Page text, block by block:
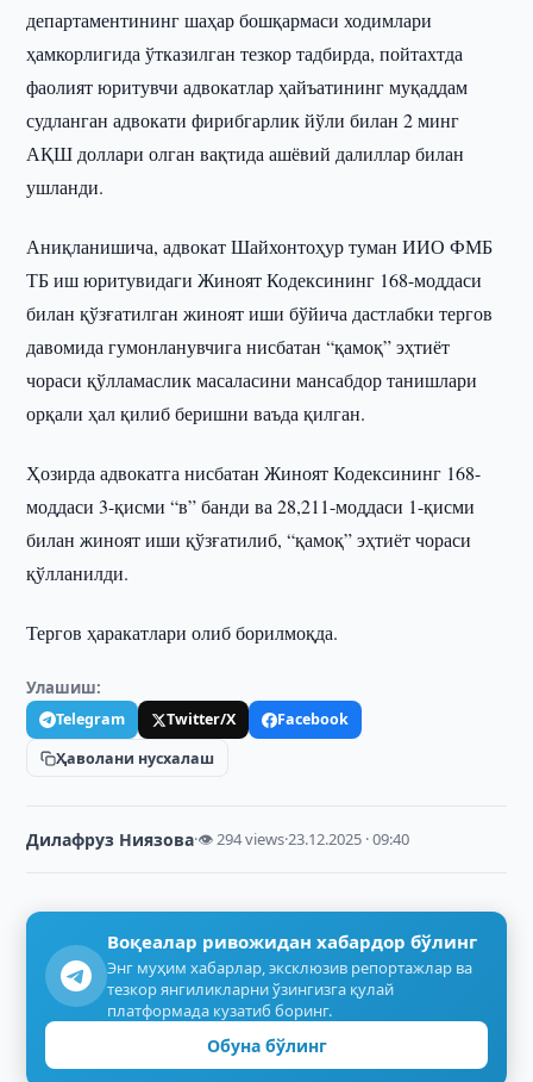
департаментининг шаҳар бошқармаси ходимлари
ҳамкорлигида ўтказилган тезкор тадбирда, пойтахтда
фаолият юритувчи адвокатлар ҳайъатининг муқаддам
судланган адвокати фирибгарлик йўли билан 2 минг
АҚШ доллари олган вақтида ашёвий далиллар билан
ушланди.
Аниқланишича, адвокат Шайхонтоҳур туман ИИО ФМБ
ТБ иш юритувидаги Жиноят Кодексининг 168-моддаси
билан қўзғатилган жиноят иши бўйича дастлабки тергов
давомида гумонланувчига нисбатан “қамоқ” эҳтиёт
чораси қўлламаслик масаласини мансабдор танишлари
орқали ҳал қилиб беришни ваъда қилган.
Ҳозирда адвокатга нисбатан Жиноят Кодексининг 168-
моддаси 3-қисми “в” банди ва 28,211-моддаси 1-қисми
билан жиноят иши қўзғатилиб, “қамоқ” эҳтиёт чораси
қўлланилди.
Тергов ҳаракатлари олиб борилмоқда.
Улашиш:
Telegram Twitter/X
Facebook
Ҳаволани нусхалаш
Дилафруз Ниязова·👁 294 views·23.12.2025 · 09:40
Воқеалар ривожидан хабардор бўлинг
Энг муҳим хабарлар, эксклюзив репортажлар ва
тезкор янгиликларни ўзингизга қулай
платформада кузатиб боринг.
Обуна бўлинг